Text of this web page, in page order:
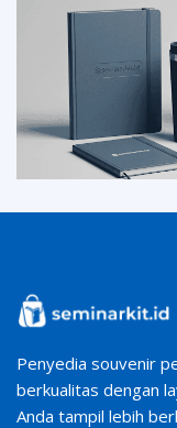
Penyedia souvenir
berkualitas dengan
Anda tampil lebih